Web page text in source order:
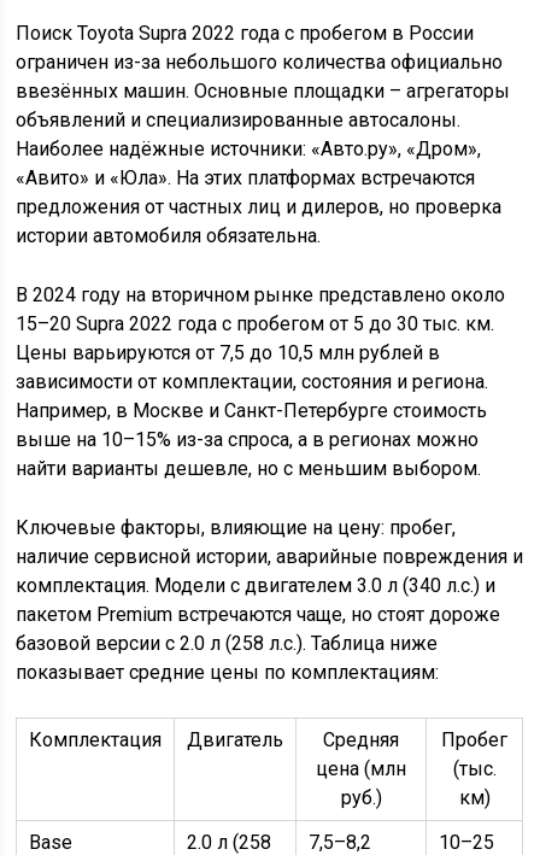
Поиск Toyota Supra 2022 года с пробегом в России
ограничен из-за небольшого количества официально
ввезённых машин. Основные площадки – агрегаторы
объявлений и специализированные автосалоны.
Наиболее надёжные источники: «Авто.ру», «Дром»,
«Авито» и «Юла». На этих платформах встречаются
предложения от частных лиц и дилеров, но проверка
истории автомобиля обязательна.
В 2024 году на вторичном рынке представлено около
15–20 Supra 2022 года с пробегом от 5 до 30 тыс. км.
Цены варьируются от 7,5 до 10,5 млн рублей в
зависимости от комплектации, состояния и региона.
Например, в Москве и Санкт-Петербурге стоимость
выше на 10–15% из-за спроса, а в регионах можно
найти варианты дешевле, но с меньшим выбором.
Ключевые факторы, влияющие на цену: пробег,
наличие сервисной истории, аварийные повреждения и
комплектация. Модели с двигателем 3.0 л (340 л.с.) и
пакетом Premium встречаются чаще, но стоят дороже
базовой версии с 2.0 л (258 л.с.). Таблица ниже
показывает средние цены по комплектациям:
Комплектация Двигатель
Средняя
цена (млн
руб.)
Пробег
(тыс.
км)
Base
2.0 л (258
7,5–8,2 10–25